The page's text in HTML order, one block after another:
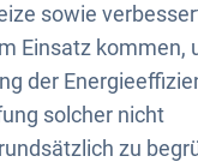
sowie
Einsatz kommen,
der
solcher nicht
zu